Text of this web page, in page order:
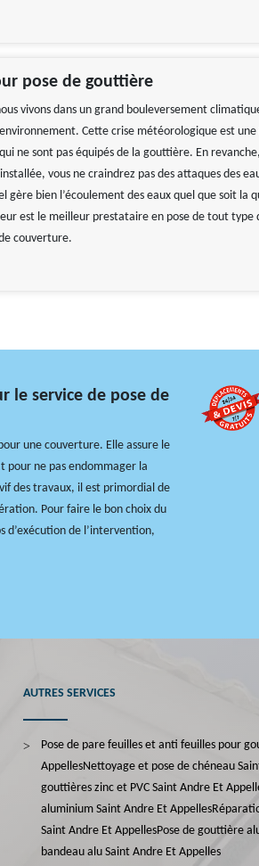
pose de gouttière
vivons dans un grand bouleversement
Cette crise météorologique est une
ne sont pas équipés de la gouttière. En
vous ne craindrez pas des attaques des
gère bien l’écoulement des eaux quel que soit la
est le meilleur prestataire en pose de tout type
couverture.
le service de pose de
une couverture. Elle assure le
pour ne pas endommager la
des travaux, il est primordial de
Pour faire le bon choix du
d’exécution de l’intervention,
AUTRES SERVICES
Pose de pare feuilles et anti feuilles pour
AppellesNettoyage et pose de chéneau
gouttières zinc et PVC Saint Andre Et
aluminium Saint Andre Et Appelles
Saint Andre Et AppellesPose de gouttière
bandeau alu Saint Andre Et Appelles